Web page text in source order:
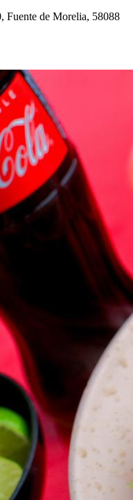
Fuente de Morelia, 58088